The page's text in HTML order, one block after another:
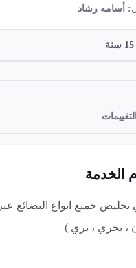
: أسامه رشاد
15 سنة
التقييمات
الخدمة
في تخليص جميع انواع البضائع
، بحري ، بري )